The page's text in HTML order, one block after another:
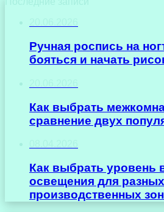
Ручная роспись на
бояться и начать
Как выбрать
сравнение двух
Как выбрать уровень
освещения для разных
производственных